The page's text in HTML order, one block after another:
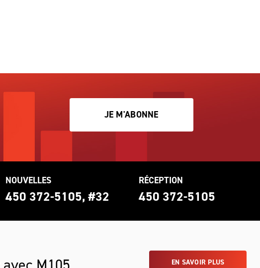
JE M'ABONNE
NOUVELLES
450 372-5105, #32
RÉCEPTION
450 372-5105
EN SAVOIR PLUS